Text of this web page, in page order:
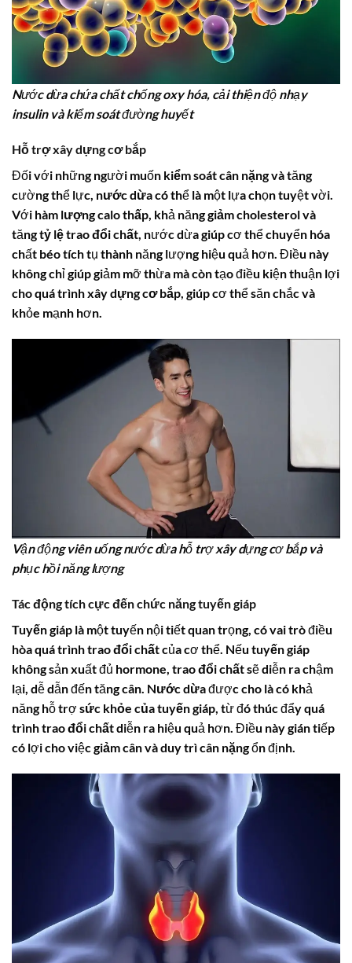
Nước dừa chứa chất chống oxy hóa, cải thiện độ nhạy
insulin và kiểm soát đường huyết
Hỗ trợxây dựng cơ bắp
Đối với những người muốn kiểm soát cân nặngvà tăng
cường thể lực, nước dừacó thể là một lựa chọn tuyệt vời.
Với hàm lượng calo thấp, khả nănggiảm cholesterolvà
tăngtỷ lệ trao đổi chất, nước dừa giúp cơ thể chuyển hóa
chất béo tích tụ thành năng lượng hiệu quả hơn. Điều này
không chỉ giúp giảm mỡ thừa mà còn tạo điều kiện thuận lợi
cho quá trìnhxây dựng cơ bắp, giúp cơ thể săn chắc và
khỏe mạnh hơn.
Vận động viên uống nước dừa hỗ trợ xây dựng cơ bắp và
phục hồi năng lượng
Tác động tích cực đếnchức năng tuyến giáp
Tuyến giáp là một tuyến nội tiết quan trọng, có vai trò điều
hòaquá trình trao đổi chấtcủa cơ thể. Nếu tuyến giáp
không sản xuất đủ hormone, trao đổi chấtsẽ diễn ra chậm
lại, dễ dẫn đến tăng cân. Nước dừađược cho là có khả
năng hỗ trợ sức khỏe của tuyến giáp, từ đó thúc đẩyquá
trình trao đổi chấtdiễn ra hiệu quả hơn. Điều này gián tiếp
có lợi cho việcgiảm cânvà duy trìcân nặngổn định.